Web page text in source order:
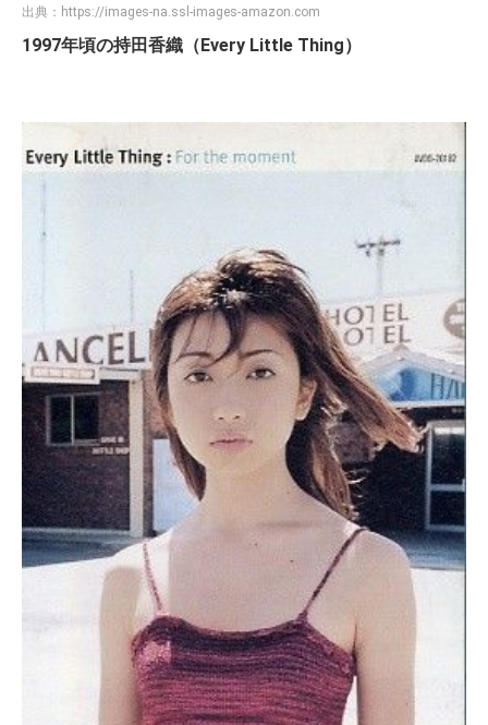
出典： https://images-na.ssl-images-amazon.com
1997年頃の持田香織（Every Little Thing）